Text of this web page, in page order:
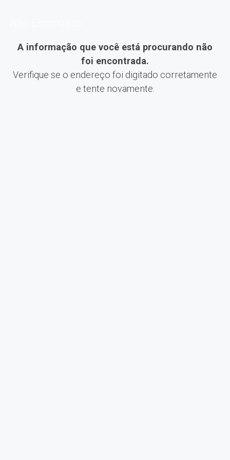
A informação que você está procurando não
foi encontrada.
Verifique se o endereço foi digitado corretamente
e tente novamente.